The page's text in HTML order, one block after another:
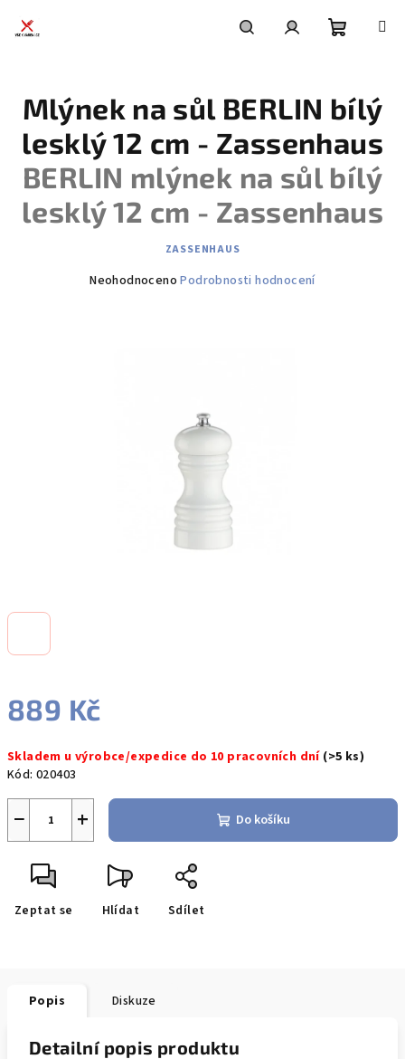
košík
889 Kč
cena:
Skladem u výrobce/expedice do 10 pracovních dní (>5 ks)
Kód: 020403
+
− Do košíku
Zeptat se Hlídat Sdílet
Mlýnek na sůl BERLIN bílý
lesklý 12 cm - Zassenhaus
BERLIN mlýnek na sůl bílý
lesklý 12 cm - Zassenhaus
ZASSENHAUS
Průměrné
Neohodnoceno Podrobnosti hodnocení
Popis Diskuze
Detailní popis produktu